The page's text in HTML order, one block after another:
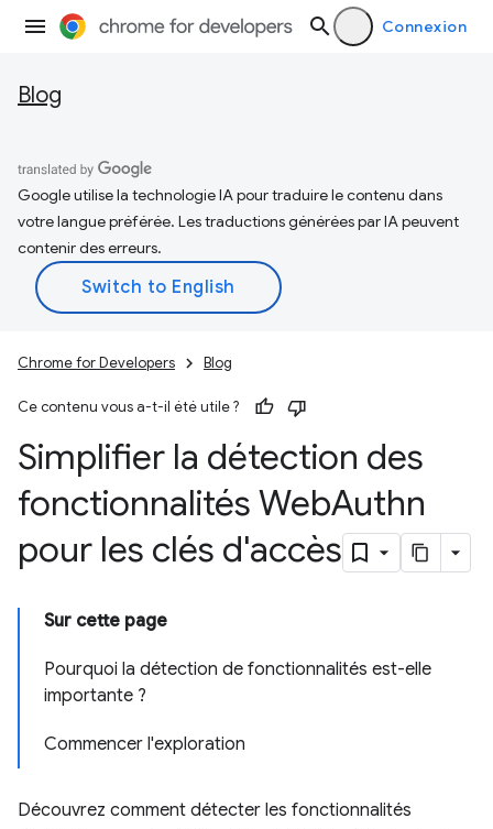
Connexion
Blog
Google utilise la technologie IA pour traduire le contenu dans
votre langue préférée. Les traductions générées par IA peuvent
contenir des erreurs.
Chrome for Developers Blog
Ce contenu vous a-t-il été utile ?
Simplifier la détection des
fonctionnalités WebAuthn
pour les clés d'accès
Sur cette page
Pourquoi la détection de fonctionnalités est-elle
importante ?
Commencer l'exploration
Découvrez comment détecter les fonctionnalités